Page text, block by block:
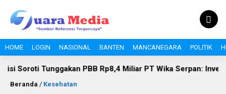
HOME LOGIN NASIONAL BANTEN MANCANEGARA POLITIK
PBB Rp8,4 Miliar PT Wika Serpan: Investor Besar
Beranda / Kesehatan